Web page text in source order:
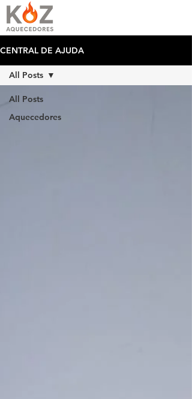
CENTRAL DE AJUDA
All Posts
Aquecedores
All Posts